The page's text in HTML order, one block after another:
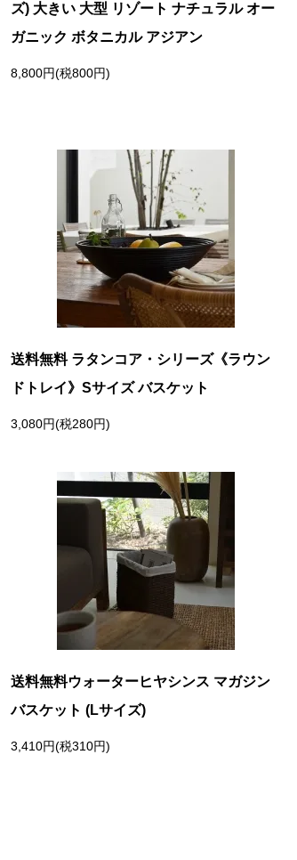
ズ) 大きい 大型 リゾート ナチュラル オー
ガニック ボタニカル アジアン
8,800円(税800円)
送料無料 ラタンコア・シリーズ《ラウン
ドトレイ》Sサイズ バスケット
3,080円(税280円)
送料無料ウォーターヒヤシンス マガジン
バスケット (Lサイズ)
3,410円(税310円)